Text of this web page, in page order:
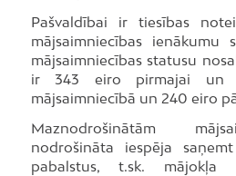
Pašvaldībai ir tiesības
mājsaimniecības ienākumu
mājsaimniecības statusu
ir 343 eiro pirmajai un
mājsaimniecībā un 240 eiro
Maznodrošinātām
nodrošināta iespēja
pabalstus, t.sk. mājokļa